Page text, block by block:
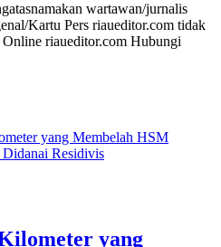
wartawan/jurnalis
Kartu Pers riaueditor.com tidak
riaueditor.com Hubungi
yang